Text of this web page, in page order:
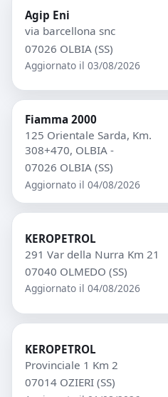
Agip Eni
via barcellona snc
07026 OLBIA (SS)
Aggiornato il 03/08/2026
Fiamma 2000
125 Orientale Sarda, Km.
308+470, OLBIA -
07026 OLBIA (SS)
Aggiornato il 04/08/2026
KEROPETROL
291 Var della Nurra Km 21
07040 OLMEDO (SS)
Aggiornato il 04/08/2026
KEROPETROL
Provinciale 1 Km 2
07014 OZIERI (SS)